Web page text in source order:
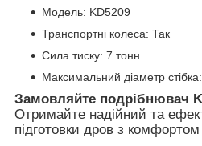
Модель: KD5209
Транспортні колеса: Так
Сила тиску: 7 тонн
Максимальний діаметр
Замовляйте подрібнювач
Отримайте надійний та
підготовки дров з